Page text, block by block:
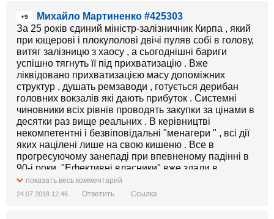
+9
Михайло Мартиненко #425303
За 25 років єдиний міністр-залізничник Кирпа , який
при ющерові і плокулолові двічі пуляв собі в голову,
витяг залізницю з хаосу , а сьогоднішні бариги
успішно тягнуть її під прихватизацію . Вже
ліквідовано прихватизацією масу допоміжних
структур , душать ремзаводи , готується дерибан
головних вокзалів які дають прибуток . Системні
чиновники всіх рівнів проводять закупки за цінами в
десятки раз вище реальних . В керівництві
некомпетентні і безвіповідальні "менагери " , всі дії
яких націлені лише на свою кишеню . Все в
прогресуючому занепаді при впевненому падінні в
90-і роки. "Ефективні власники" вже здали в
металолом 85% промпотенціалу країни , в т.ч.
стратегічні підприємства , черга за залізницею , там
показать весь комментарий
24.07.2018 12:46 Ответить Ссылка